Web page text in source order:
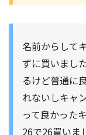
名前からして
ずに買いまし
るけど普通に
れないしキャ
って良かった
26で26買いま